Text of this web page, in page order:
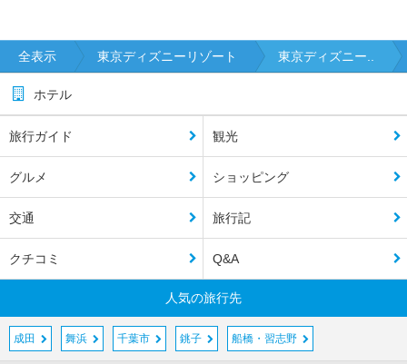
全表示 東京ディズニーリゾート 東京ディズニー..
ホテル
旅行ガイド 観光
グルメ ショッピング
交通 旅行記
クチコミ Q&A
人気の旅行先
成田 舞浜 千葉市 銚子 船橋・習志野